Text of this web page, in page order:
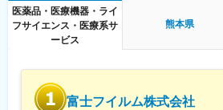
医薬品・医療機器・ライ
フサイエンス・医療系サ
ービス
熊本県
富士フイルム株式会社